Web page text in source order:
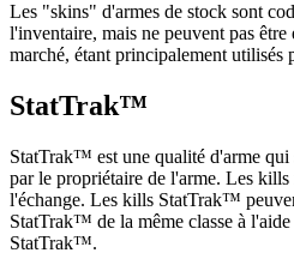
Les "skins" d'armes de stock sont
l'inventaire, mais ne peuvent pas être
marché, étant principalement utilisés
StatTrak™
StatTrak™ est une qualité d'arme
par le propriétaire de l'arme. Les kills
l'échange. Les kills StatTrak™
StatTrak™ de la même classe à
StatTrak™.